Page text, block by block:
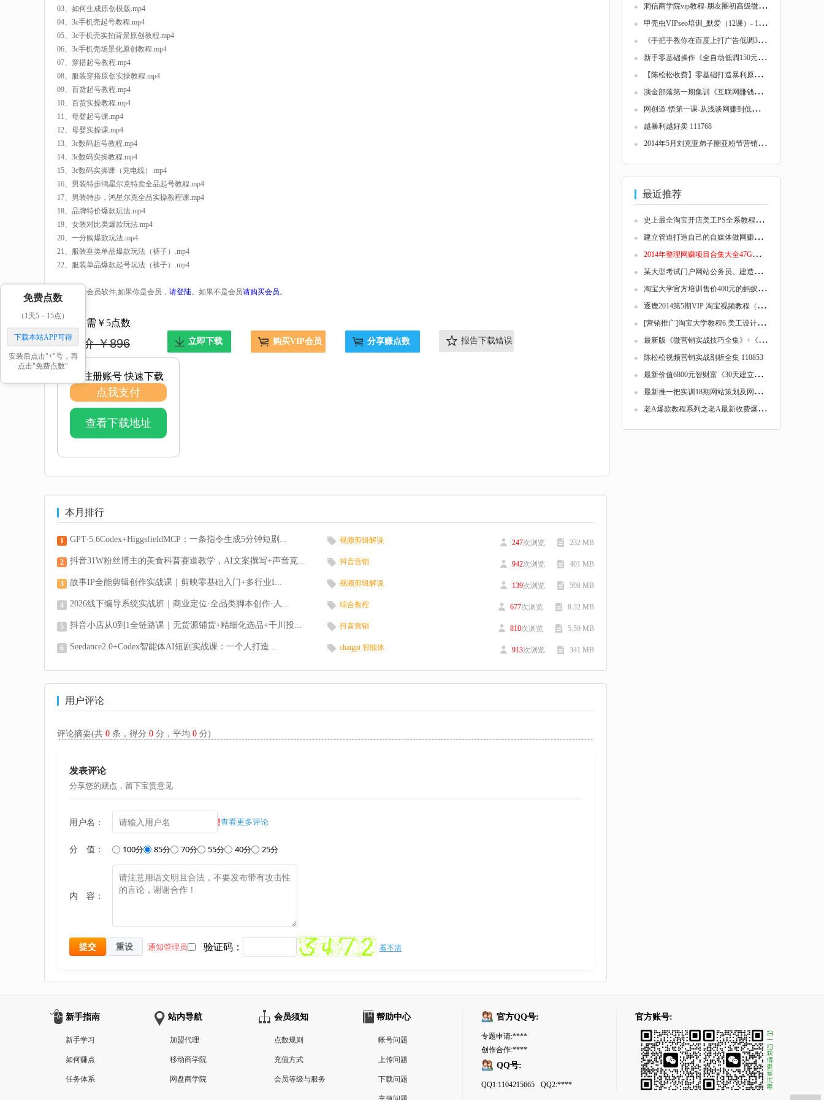
03、如何生成原创模版.mp4
04、3c手机壳起号教程.mp4
05、3c手机壳实拍背景原创教程.mp4
06、3c手机壳场景化原创教程.mp4
07、穿搭起号教程.mp4
08、服装穿搭原创实操教程.mp4
09、百货起号教程.mp4
10、百货实操教程.mp4
11、母婴起号课.mp4
12、母婴实操课.mp4
13、3c数码起号教程.mp4
14、3c数码实操教程.mp4
15、3c数码实操课（充电线）.mp4
16、男装特步鸿星尔克特卖全品起号教程.mp4
17、男装特步，鸿星尔克全品实操教程课.mp4
18、品牌特价爆款玩法.mp4
19、女装对比类爆款玩法.mp4
20、一分购爆款玩法.mp4
21、服装垂类单品爆款玩法（裤子）.mp4
22、服装单品爆款起号玩法（裤子）.mp4
本软件是会员软件,如果你是会员， 请登陆。如果不是会员请购买会员。
现在仅需￥5点数
市场价 ￥896 立即下载 购买VIP会员 分享赚点数 报告下载错误
免注册账号 快速下载
点我支付
查看下载地址
本月排行
1 GPT-5.6Codex+HiggsfieldMCP：一条指令生成5分钟短剧... 232 MB
247次浏览
视频剪辑解说
2 抖音31W粉丝博主的美食科普赛道教学，AI文案撰写+声音克... 401 MB
942次浏览
抖音营销
3 故事IP全能剪辑创作实战课｜剪映零基础入门+多行业I... 598 MB
139次浏览
视频剪辑解说
4 2026线下编导系统实战班｜商业定位·全品类脚本创作·人... 8.32 MB
677次浏览
综合教程
5 抖音小店从0到1全链路课｜无货源铺货+精细化选品+千川投... 5.59 MB
810次浏览
抖音营销
6 Seedance2.0+Codex智能体AI短剧实战课：一个人打造... 341 MB
913次浏览
chatgpt 智能体
用户评论
评论摘要(共 0 条，得分 0 分，平均 0 分)
发表评论
分享您的观点，留下宝贵意见
用户名： !查看更多评论
分 值： 100分 85分 70分 55分 40分 25分
内 容：
提交 重设 通知管理员 验证码： 看不清
洞
信商学院vip教程-朋友圈初高级微营销方法+零...
甲
壳虫VIPseo培训_默爱（12课）- 116170
《
手把手教你在百度上打广告低调3000项目训练...
新
手零基础操作《全自动低调150元1.0》超长久...
【
陈松松收费】零基础打造暴利原创信息产品V2...
演
金部落第一期集训《互联网賺钱的道与术》共...
网
创道-悟第一课-从浅谈网赚到低调五十多项目...
越暴利越好卖 111768
2
014年5月刘克亚弟子圈亚粉节营销节日全程录音...
最近推荐
史
上最全淘宝开店美工PS全系教程+3000做字体+...
建
立管道打造自己的自媒体做网赚推介客月入过...
2
014年整理网赚项目合集大全47G价值10万元 11...
某
大型考试门户网站公务员、建造师、造价师、...
淘
宝大学官方培训售价400元的蚂蚁推门淘宝运营...
逐
鹿2014第5期VIP 淘宝视频教程（全套15集）高...
[
营销推广]淘宝大学教程6.美工设计实战【全11...
最
新版《微营销实战技巧全集》+《微营销引爆大...
陈松松视频营销实战剖析全集 110853
最
新价值6800元智财富《30天建立互联网赚钱机...
最
新推一把实训18期网站策划及网站建设（全套...
老
A爆款教程系列之老A最新收费爆款教程全套 1...
新手指南
新手学习
如何赚点
任务体系
站内导航
加盟代理
移动商学院
网盘商学院
会员须知
点数规则
充值方式
会员等级与服务
帮助中心
帐号问题
上传问题
下载问题
官方QQ号:
专题申请:****
创作合作:****
QQ号:
QQ1:1104215665 QQ2:****
官方账号:
免费点数
（1天5－15点）
下载本站APP可得
安装后点击"+"号，再
点击"免费点数"